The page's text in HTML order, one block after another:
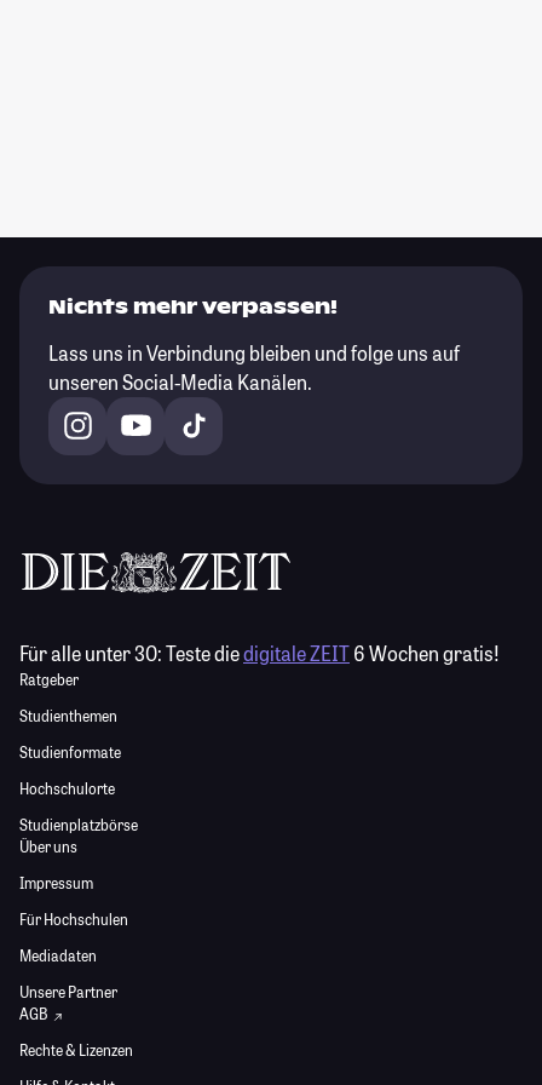
Nichts mehr verpassen!
Lass uns in Verbindung bleiben und folge uns auf
unseren Social-Media Kanälen.
Für alle unter 30:Teste diedigitale ZEIT6 Wochen gratis!
Ratgeber
Studienthemen
Studienformate
Hochschulorte
Studienplatzbörse
Über uns
Impressum
Für Hochschulen
Mediadaten
Unsere Partner
AGB
Rechte & Lizenzen